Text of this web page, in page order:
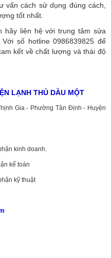
vấn cách sử dụng đúng cách,
tốt nhất.
hãy liên hệ với trung tâm sửa
số hotline 0986839825 để
kết về chất lượng và thái độ
LẠNH THỦ DẦU MỘT
Gia - Phường Tân Định - Huyện
kinh doanh.
kế toán
kỹ thuật